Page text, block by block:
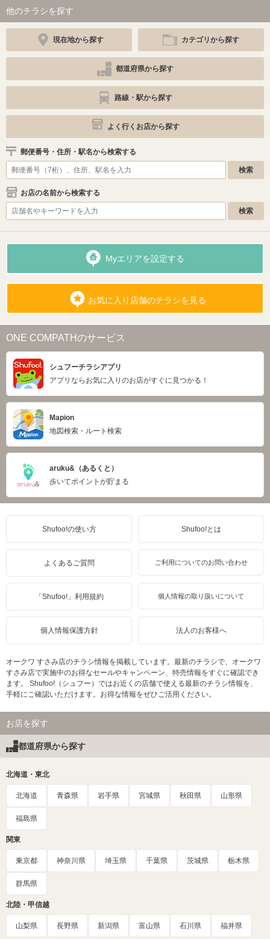
他のチラシを探す
現在地から探す カテゴリから探す
都道府県から探す
路線・駅から探す
よく行くお店から探す
郵便番号・住所・駅名から検索する
お店の名前から検索する
Myエリアを設定する
お気に入り店舗のチラシを見る
ONE COMPATHのサービス
シュフーチラシアプリ
アプリならお気に入りのお店がすぐに見つかる！
Mapion
地図検索・ルート検索
aruku&（あるくと）
歩いてポイントが貯まる
Shufoo!の使い方 Shufoo!とは
よくあるご質問 ご利用についてのお問い合わせ
「Shufoo!」利用規約 個人情報の取り扱いについて
個人情報保護方針 法人のお客様へ
オークワ すさみ店のチラシ情報を掲載しています。最新のチラシで、オークワ
すさみ店で実施中のお得なセールやキャンペーン、特売情報をすぐに確認でき
ます。 Shufoo!（シュフー）ではお近くの店舗で使える最新のチラシ情報を、
手軽にご確認いただけます。お得な情報をぜひご活用ください。
お店を探す
都道府県から探す
北海道・東北
北海道 青森県 岩手県 宮城県 秋田県 山形県
福島県
関東
東京都 神奈川県 埼玉県 千葉県 茨城県 栃木県
群馬県
北陸・甲信越
山梨県 長野県 新潟県 富山県 石川県 福井県